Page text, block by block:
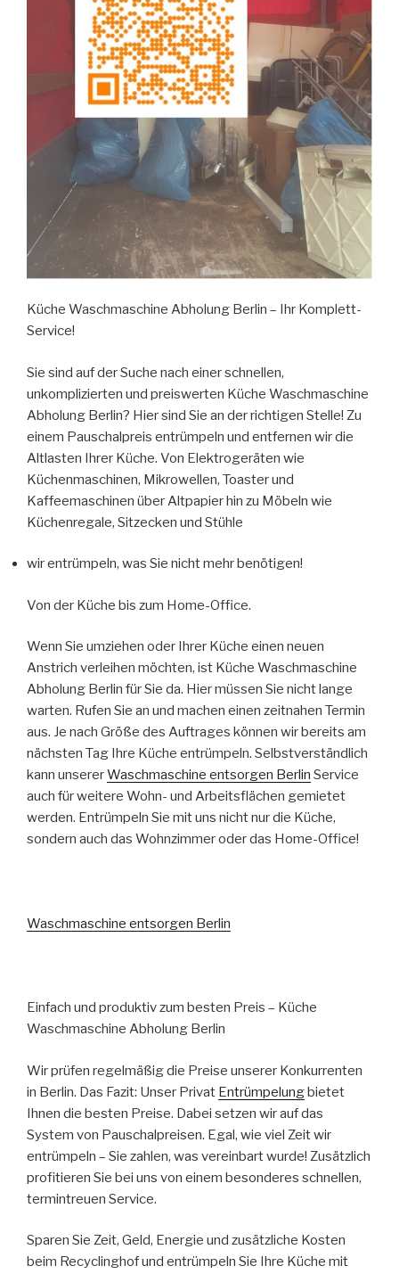
Küche Waschmaschine Abholung Berlin – Ihr Komplett-
Service!
Sie sind auf der Suche nach einer schnellen,
unkomplizierten und preiswerten Küche Waschmaschine
Abholung Berlin? Hier sind Sie an der richtigen Stelle! Zu
einem Pauschalpreis entrümpeln und entfernen wir die
Altlasten Ihrer Küche. Von Elektrogeräten wie
Küchenmaschinen, Mikrowellen, Toaster und
Kaffeemaschinen über Altpapier hin zu Möbeln wie
Küchenregale, Sitzecken und Stühle
wir entrümpeln, was Sie nicht mehr benötigen!
Von der Küche bis zum Home-Office.
Wenn Sie umziehen oder Ihrer Küche einen neuen
Anstrich verleihen möchten, ist Küche Waschmaschine
Abholung Berlin für Sie da. Hier müssen Sie nicht lange
warten. Rufen Sie an und machen einen zeitnahen Termin
aus. Je nach Größe des Auftrages können wir bereits am
nächsten Tag Ihre Küche entrümpeln. Selbstverständlich
kann unsererWaschmaschine entsorgen Berlin Service
auch für weitere Wohn- und Arbeitsflächen gemietet
werden. Entrümpeln Sie mit uns nicht nur die Küche,
sondern auch das Wohnzimmer oder das Home-Office!
Waschmaschine entsorgen Berlin
Einfach und produktiv zum besten Preis – Küche
Waschmaschine Abholung Berlin
Wir prüfen regelmäßig die Preise unserer Konkurrenten
in Berlin. Das Fazit: Unser Privat Entrümpelungbietet
Ihnen die besten Preise. Dabei setzen wir auf das
System von Pauschalpreisen. Egal, wie viel Zeit wir
entrümpeln – Sie zahlen, was vereinbart wurde! Zusätzlich
profitieren Sie bei uns von einem besonderes schnellen,
termintreuen Service.
Sparen Sie Zeit, Geld, Energie und zusätzliche Kosten
beim Recyclinghof und entrümpeln Sie Ihre Küche mit